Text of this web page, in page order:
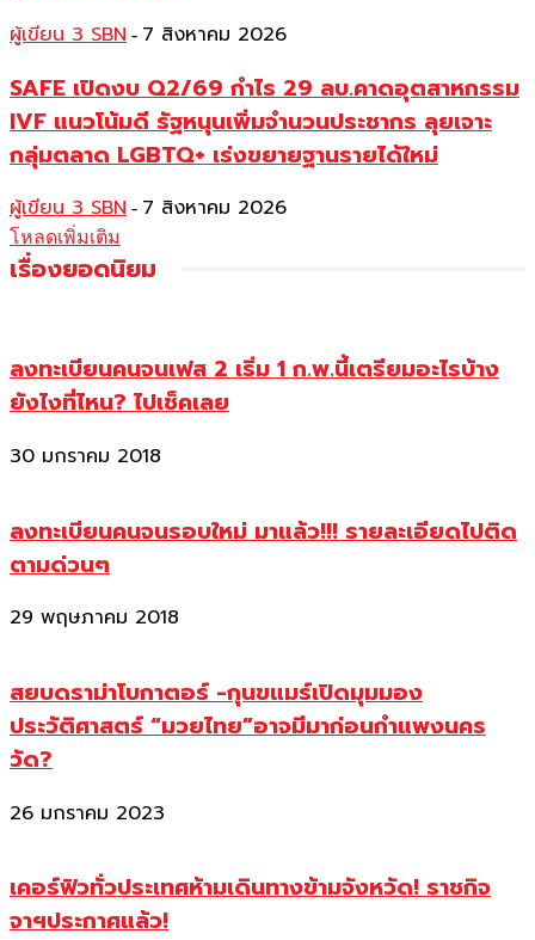
ผู้เขียน 3 SBN - 7 สิงหาคม 2026
SAFE เปิดงบ Q2/69 กำไร 29 ลบ.คาดอุตสาหกรรม
IVF แนวโน้มดี รัฐหนุนเพิ่มจำนวนประชากร ลุยเจาะ
กลุ่มตลาด LGBTQ+ เร่งขยายฐานรายได้ใหม่
ผู้เขียน 3 SBN - 7 สิงหาคม 2026
โหลดเพิ่มเติม
เรื่องยอดนิยม
ลงทะเบียนคนจนเฟส 2 เริ่ม 1 ก.พ.นี้เตรียมอะไรบ้าง
ยังไงที่ไหน? ไปเช็คเลย
30 มกราคม 2018
ลงทะเบียนคนจนรอบใหม่ มาแล้ว!!! รายละเอียดไปติด
ตามด่วนๆ
29 พฤษภาคม 2018
สยบดราม่าโบกาตอร์ -กุนขแมร์เปิดมุมมอง
ประวัติศาสตร์ “มวยไทย”อาจมีมาก่อนกำแพงนคร
วัด?
26 มกราคม 2023
เคอร์ฟิวทั่วประเทศห้ามเดินทางข้ามจังหวัด! ราชกิจ
จาฯประกาศแล้ว!